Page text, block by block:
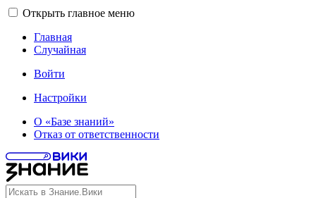
Открыть главное меню
Главная
Случайная
Войти
Настройки
О «Базе знаний»
Отказ от ответственности